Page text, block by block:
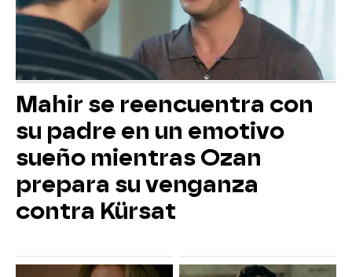
Mahir se reencuentra con
su padre en un emotivo
sueño mientras Ozan
prepara su venganza
contra Kürsat